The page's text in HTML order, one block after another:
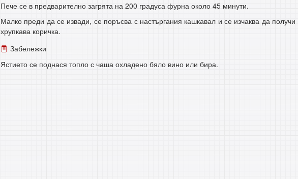
Пече се в предварително загрята на 200 градуса фурна около 45 минути.
Малко преди да се извади, се поръсва с настъргания кашкавал и се изчаква да получи
хрупкава коричка.
Забележки
Ястието се поднася топло с чаша охладено бяло вино или бира.